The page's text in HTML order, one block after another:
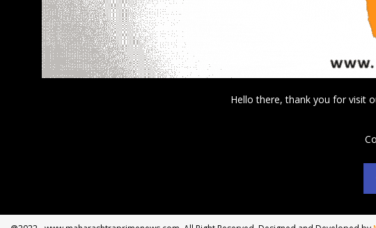
Hello there, thank you for visit